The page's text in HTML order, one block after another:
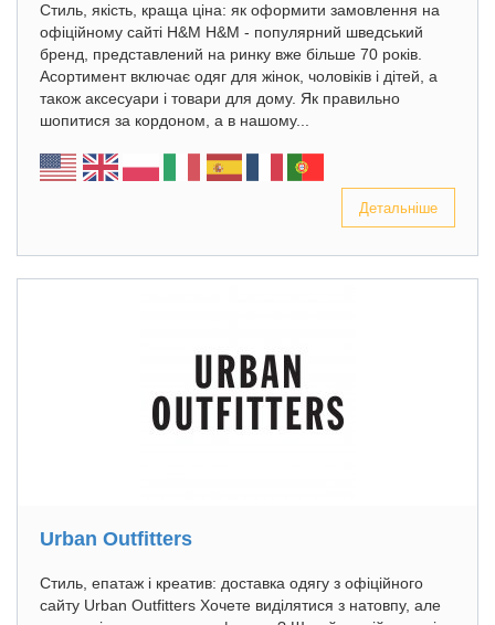
Стиль, якість, краща ціна: як оформити замовлення на
офіційному сайті H&M H&M - популярний шведський
бренд, представлений на ринку вже більше 70 років.
Асортимент включає одяг для жінок, чоловіків і дітей, а
також аксесуари і товари для дому. Як правильно
шопитися за кордоном, а в нашому...
Детальніше
Urban Outfitters
Стиль, епатаж і креатив: доставка одягу з офіційного
сайту Urban Outfitters Хочете виділятися з натовпу, але